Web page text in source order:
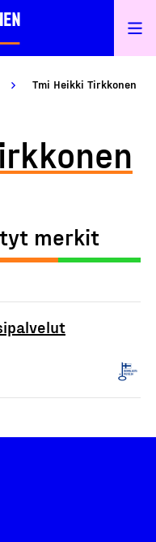
Tmi Heikki Tirkkonen
merkit